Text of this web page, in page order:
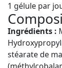
1 gélule par
Ingrédients :
stéarate de